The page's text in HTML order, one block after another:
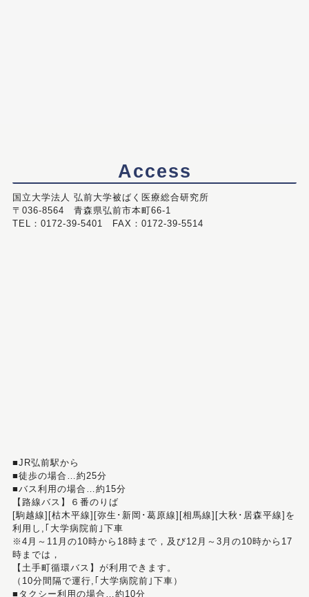
Access
国立大学法人 弘前大学被ばく医療総合研究所
〒036-8564 青森県弘前市本町66-1
TEL：0172-39-5401 FAX：0172-39-5514
■JR弘前駅から
■徒歩の場合…約25分
■バス利用の場合…約15分
【路線バス】６番のりば
[駒越線][枯木平線][弥生･新岡･葛原線][相馬線][大秋･居森平線]を
利用し,｢大学病院前｣下車
※4月～11月の10時から18時まで，及び12月～3月の10時から17
時までは，
【土手町循環バス】が利用できます。
（10分間隔で運行,｢大学病院前｣下車）
■タクシー利用の場合…約10分